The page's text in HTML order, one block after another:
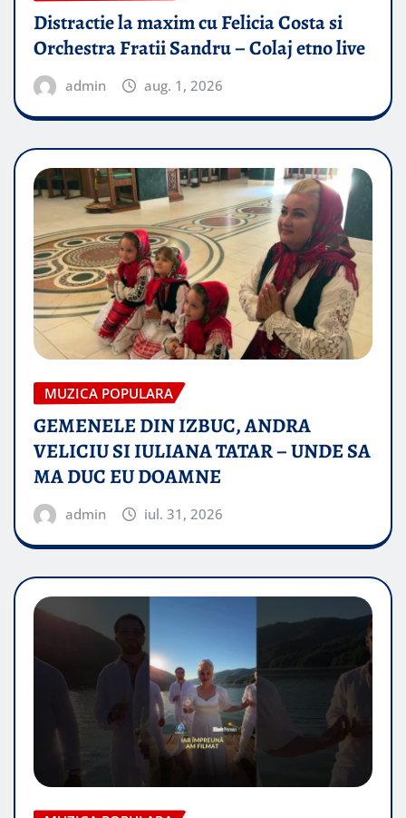
Distractie la maxim cu Felicia Costa si
Orchestra Fratii Sandru – Colaj etno live
admin aug. 1, 2026
MUZICA POPULARA
GEMENELE DIN IZBUC, ANDRA
VELICIU SI IULIANA TATAR – UNDE SA
MA DUC EU DOAMNE
admin iul. 31, 2026